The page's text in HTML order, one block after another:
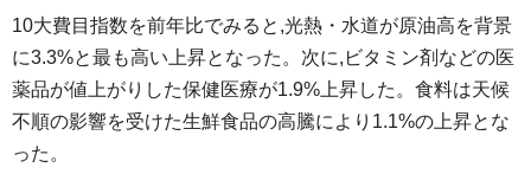
10大費目指数を前年比でみると,光熱・水道が原油高を背景
に3.3%と最も高い上昇となった。次に,ビタミン剤などの医
薬品が値上がりした保健医療が1.9%上昇した。食料は天候
不順の影響を受けた生鮮食品の高騰により1.1%の上昇とな
った。